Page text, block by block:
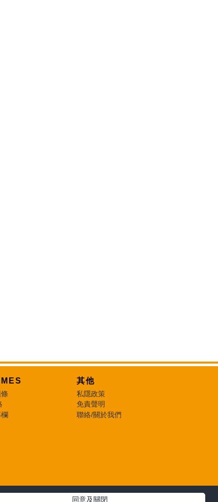
同意及關閉
其他
私隱政策
免責聲明
聯絡/關於我們